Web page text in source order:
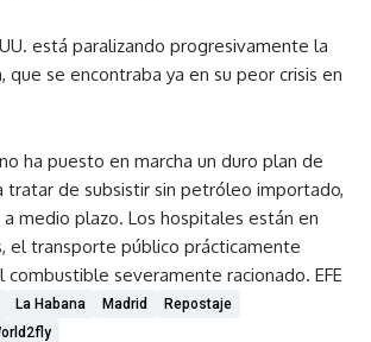
está paralizando progresivamente la
que se encontraba ya en su peor crisis en
ha puesto en marcha un duro plan de
tratar de subsistir sin petróleo importado,
medio plazo. Los hospitales están en
el transporte público prácticamente
combustible severamente racionado. EFE
La Habana Madrid
Repostaje